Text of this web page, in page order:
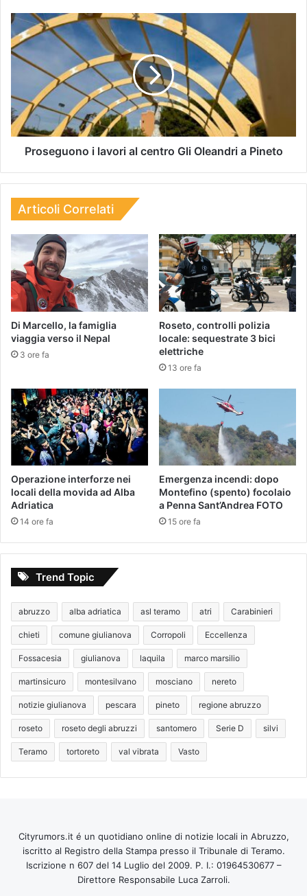
Proseguono i lavori al centro Gli Oleandri a Pineto
Articoli Correlati
Di Marcello, la famiglia
viaggia verso il Nepal
3 ore fa
Roseto, controlli polizia
locale: sequestrate 3 bici
elettriche
13 ore fa
Operazione interforze nei
locali della movida ad Alba
Adriatica
14 ore fa
Emergenza incendi: dopo
Montefino (spento) focolaio
a Penna Sant’Andrea FOTO
15 ore fa
Trend Topic
abruzzo alba adriatica asl teramo atri Carabinieri
chieti comune giulianova Corropoli Eccellenza
Fossacesia giulianova laquila marco marsilio
martinsicuro montesilvano mosciano nereto
notizie giulianova pescara pineto regione abruzzo
roseto roseto degli abruzzi santomero Serie D silvi
Teramo tortoreto val vibrata Vasto
Cityrumors.it é un quotidiano online di notizie locali in Abruzzo,
iscritto al Registro della Stampa presso il Tribunale di Teramo.
Iscrizione n 607 del 14 Luglio del 2009. P. I.: 01964530677 –
Direttore Responsabile Luca Zarroli.